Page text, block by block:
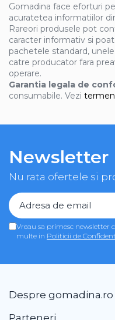
Gomadina face eforturi
acuratetea informatiilor
Rareori produsele pot
caracter informativ si
pachetele standard,
catre producator fara
operare.
Garantia legala de
consumabile. Vezi
Newsletter
Nu rata ofertele si
Vreau sa primesc
multe in Politicii de
Despre gomadina.ro
Parteneri